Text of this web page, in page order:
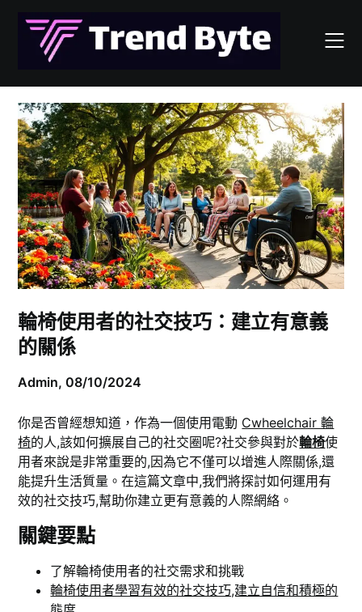
content
輪椅使用者的社交技巧：建立有意義
的關係
Admin,08/10/2024
你是否曾經想知道，作為一個使用電動 Cwheelchair 輪
椅的人,該如何擴展自己的社交圈呢?社交參與對於輪椅使
用者來說是非常重要的,因為它不僅可以增進人際關係,還
能提升生活質量。在這篇文章中,我們將探討如何運用有
效的社交技巧,幫助你建立更有意義的人際網絡。
關鍵要點
了解輪椅使用者的社交需求和挑戰
輪椅使用者學習有效的社交技巧,建立自信和積極的